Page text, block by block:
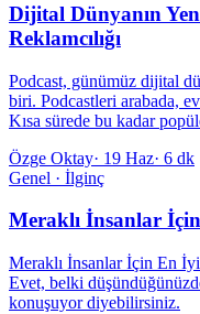
Dijital Dünyanın
Reklamcılığı
Podcast, günümüz dijital
biri. Podcastleri arabada,
Kısa sürede bu kadar
Özge Oktay· 19 Haz· 6 dk
Genel · İlginç
Meraklı İnsanlar
Meraklı İnsanlar İçin En
Evet, belki
konuşuyor diyebilirsiniz.